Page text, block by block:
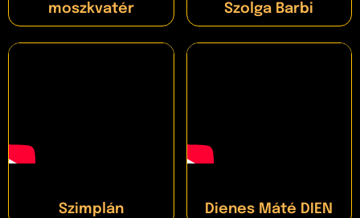
moszkvatér Szolga Barbi
Szimplán Dienes Máté DIEN